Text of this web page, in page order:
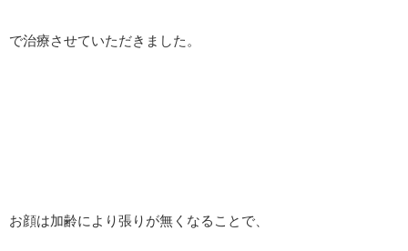
で治療させていただきました。
お顔は加齢により張りが無くなることで、